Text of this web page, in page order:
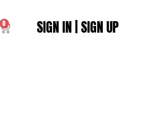
0 SIGN IN|SIGN UP